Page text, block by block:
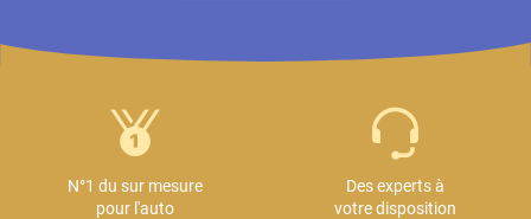
MG
Mitsubishi
N°1 du sur mesure
pour l'auto
Des experts à
votre disposition